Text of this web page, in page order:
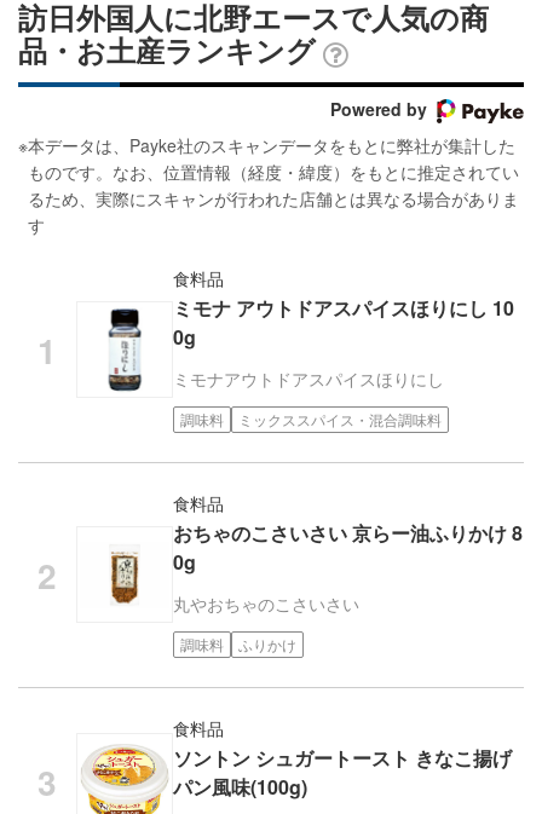
訪日外国人に北野エースで人気の商
品・お土産ランキング
Powered by
※本データは、Payke社のスキャンデータをもとに弊社が集計した
ものです。なお、位置情報（経度・緯度）をもとに推定されてい
るため、実際にスキャンが行われた店舗とは異なる場合がありま
す
食料品
ミモナ アウトドアスパイスほりにし 10
0g
ミモナアウトドアスパイスほりにし
調味料 ミックススパイス・混合調味料
食料品
おちゃのこさいさい 京らー油ふりかけ 8
0g
丸やおちゃのこさいさい
調味料 ふりかけ
食料品
ソントン シュガートースト きなこ揚げ
パン風味(100g)